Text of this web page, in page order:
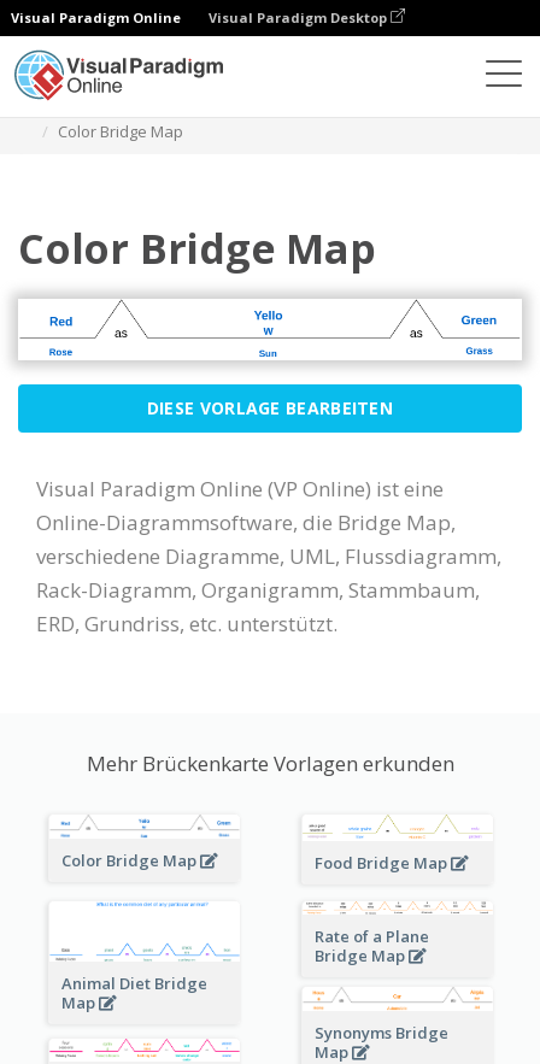
Visual Paradigm Online Visual Paradigm Desktop
Color Bridge Map
Color Bridge Map
DIESE VORLAGE BEARBEITEN
Visual Paradigm Online (VP Online) ist eine
Online-Diagrammsoftware, die Bridge Map,
verschiedene Diagramme, UML, Flussdiagramm,
Rack-Diagramm, Organigramm, Stammbaum,
ERD, Grundriss, etc. unterstützt.
Mehr Brückenkarte Vorlagen erkunden
Color Bridge Map Food Bridge Map
Animal Diet Bridge
Map
Rate of a Plane
Bridge Map
Synonyms Bridge
Map